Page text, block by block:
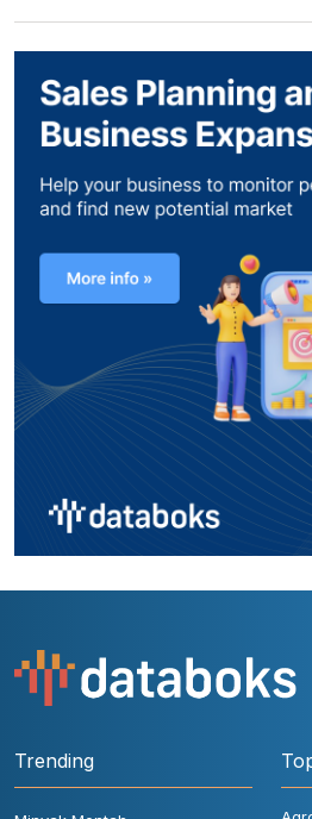
Trending